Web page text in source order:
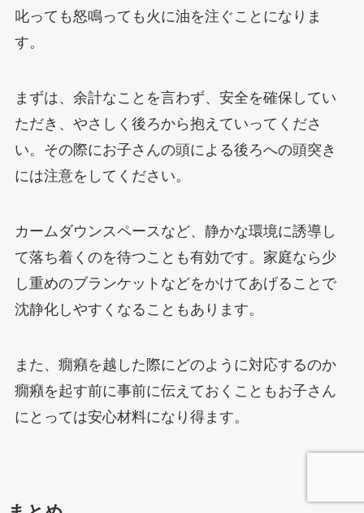
叱っても怒鳴っても火に油を注ぐことになりま
す。
まずは、余計なことを言わず、安全を確保してい
ただき、やさしく後ろから抱えていってくださ
い。その際にお子さんの頭による後ろへの頭突き
には注意をしてください。
カームダウンスペースなど、静かな環境に誘導し
て落ち着くのを待つことも有効です。家庭なら少
し重めのブランケットなどをかけてあげることで
沈静化しやすくなることもあります。
また、癇癪を越した際にどのように対応するのか
癇癪を起す前に事前に伝えておくこともお子さん
にとっては安心材料になり得ます。